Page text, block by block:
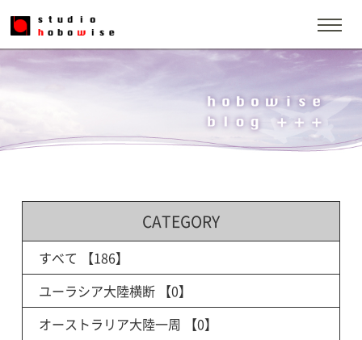
CATEGORY
すべて 【186】
ユーラシア大陸横断 【0】
オーストラリア大陸一周 【0】